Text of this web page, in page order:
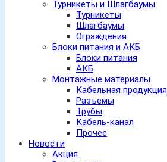
Турникеты и Шлагбаумы
Турникеты
Шлагбаумы
Ограждения
Блоки питания и АКБ
Блоки питания
АКБ
Монтажные материалы
Кабельная продукция
Разъемы
Трубы
Кабель-канал
Прочее
Новости
Акция